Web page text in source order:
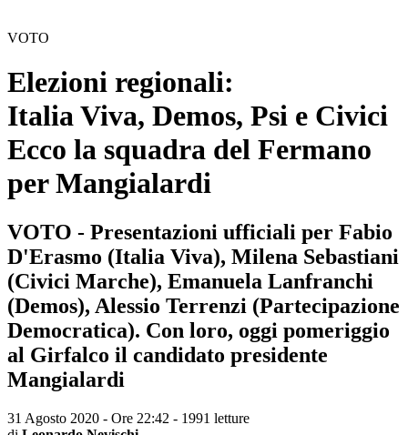
VOTO
Elezioni regionali:
Italia Viva, Demos, Psi e Civici
Ecco la squadra del Fermano
per Mangialardi
VOTO - Presentazioni ufficiali per Fabio
D'Erasmo (Italia Viva), Milena Sebastiani
(Civici Marche), Emanuela Lanfranchi
(Demos), Alessio Terrenzi (Partecipazione
Democratica). Con loro, oggi pomeriggio
al Girfalco il candidato presidente
Mangialardi
31 Agosto 2020 - Ore 22:42 - 1991 letture